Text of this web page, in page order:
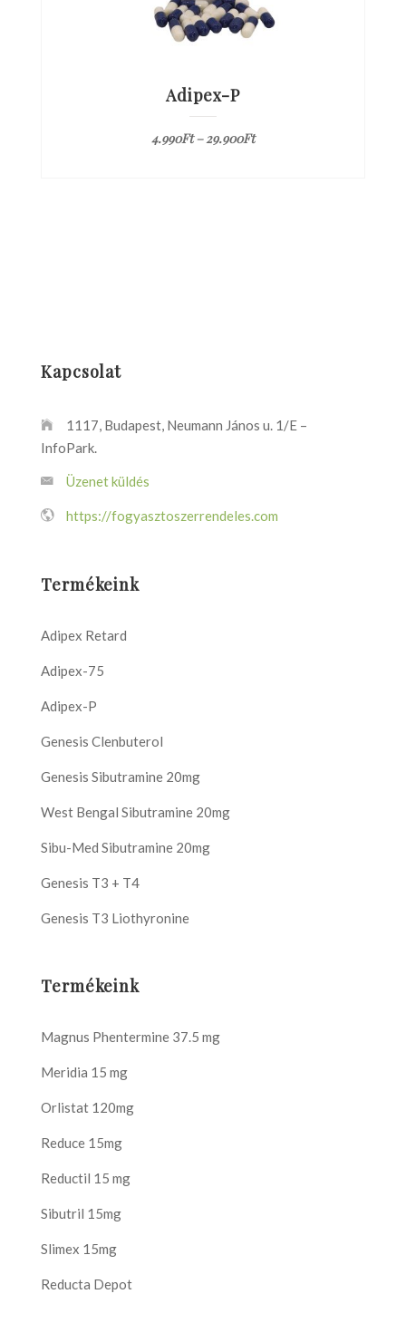
Adipex-P
4.990Ft–29.900Ft
Kapcsolat
1117, Budapest, Neumann János u. 1/E –
InfoPark.
Üzenet küldés
https://fogyasztoszerrendeles.com
Termékeink
Adipex Retard
Adipex-75
Adipex-P
Genesis Clenbuterol
Genesis Sibutramine 20mg
West Bengal Sibutramine 20mg
Sibu-Med Sibutramine 20mg
Genesis T3 + T4
Genesis T3 Liothyronine
Termékeink
Magnus Phentermine 37.5 mg
Meridia 15 mg
Orlistat 120mg
Reduce 15mg
Reductil 15 mg
Sibutril 15mg
Slimex 15mg
Reducta Depot